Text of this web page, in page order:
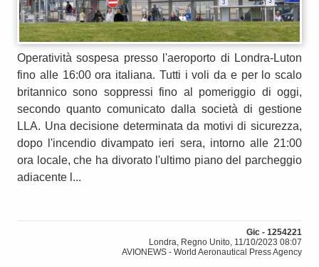
Operatività sospesa presso l'aeroporto di Londra-Luton
fino alle 16:00 ora italiana. Tutti i voli da e per lo scalo
britannico sono soppressi fino al pomeriggio di oggi,
secondo quanto comunicato dalla società di gestione
LLA. Una decisione determinata da motivi di sicurezza,
dopo l'incendio divampato ieri sera, intorno alle 21:00
ora locale, che ha divorato l'ultimo piano del parcheggio
adiacente l...
Gic - 1254221
Londra, Regno Unito, 11/10/2023 08:07
AVIONEWS - World Aeronautical Press Agency